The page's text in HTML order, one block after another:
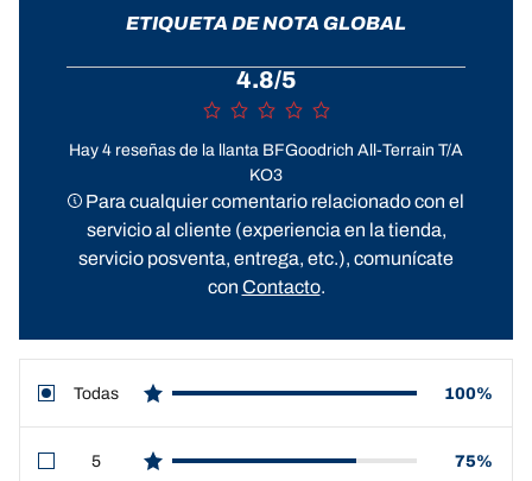
ETIQUETA DE NOTA GLOBAL
4.8/5
Hay 4 reseñas de la llanta BFGoodrich All-Terrain T/A
KO3
Para cualquier comentario relacionado con el
servicio al cliente (experiencia en la tienda,
servicio posventa, entrega, etc.), comunícate
con Contacto.
Todas
star reviews
100%
5
star reviews
75%